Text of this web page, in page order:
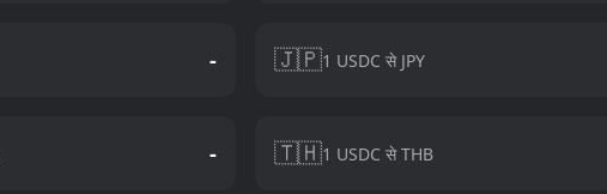
- 🇯🇵1 USDC से JPY
- 🇹🇭1 USDC से THB